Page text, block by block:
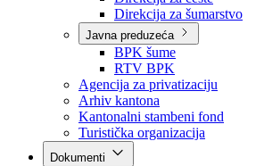
Direkcije
Direkcija za robne rezerve
Direkcija za ceste
Direkcija za šumarstvo
Javna preduzeća
BPK šume
RTV BPK
Agencija za privatizaciju
Arhiv kantona